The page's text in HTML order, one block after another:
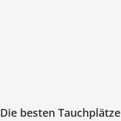
Die besten Tauchplätze